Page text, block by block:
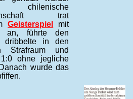
trat
Geisterspiel
mit
an, führte den
dribbelte in den
Strafraum und
ohne jegliche
wurde das